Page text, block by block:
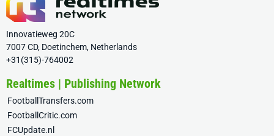
Innovatieweg 20C
7007 CD, Doetinchem, Netherlands
+31(315)-764002
Realtimes | Publishing Network
FootballTransfers.com
FootballCritic.com
FCUpdate.nl